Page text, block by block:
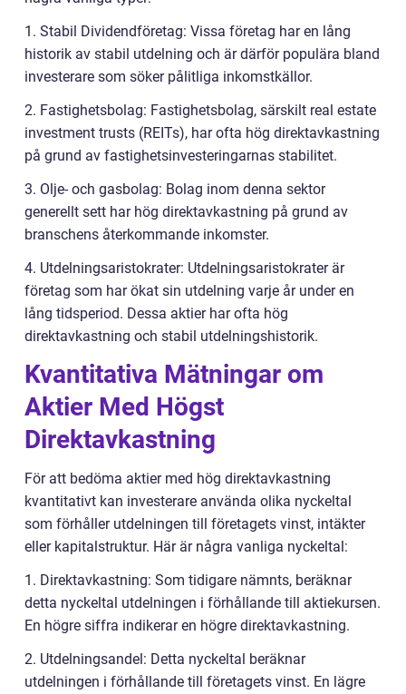
1. Stabil Dividendföretag: Vissa företag har en lång
historik av stabil utdelning och är därför populära bland
investerare som söker pålitliga inkomstkällor.
2. Fastighetsbolag: Fastighetsbolag, särskilt real estate
investment trusts (REITs), har ofta hög direktavkastning
på grund av fastighetsinvesteringarnas stabilitet.
3. Olje- och gasbolag: Bolag inom denna sektor
generellt sett har hög direktavkastning på grund av
branschens återkommande inkomster.
4. Utdelningsaristokrater: Utdelningsaristokrater är
företag som har ökat sin utdelning varje år under en
lång tidsperiod. Dessa aktier har ofta hög
direktavkastning och stabil utdelningshistorik.
Kvantitativa Mätningar om
Aktier Med Högst
Direktavkastning
För att bedöma aktier med hög direktavkastning
kvantitativt kan investerare använda olika nyckeltal
som förhåller utdelningen till företagets vinst, intäkter
eller kapitalstruktur. Här är några vanliga nyckeltal:
1. Direktavkastning: Som tidigare nämnts, beräknar
detta nyckeltal utdelningen i förhållande till aktiekursen.
En högre siffra indikerar en högre direktavkastning.
2. Utdelningsandel: Detta nyckeltal beräknar
utdelningen i förhållande till företagets vinst. En lägre